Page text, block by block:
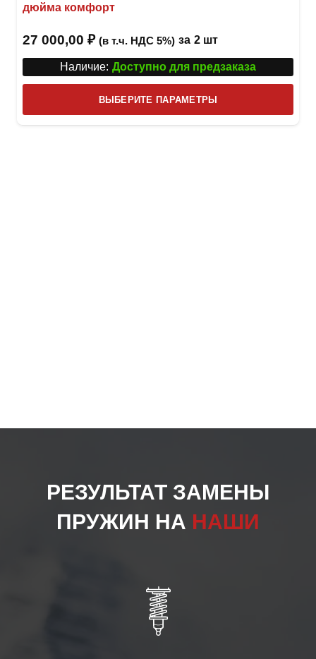
дюйма комфорт
27 000,00 ₽ (в т.ч. НДС 5%) за 2 шт
Наличие: Доступно для предзаказа
ВЫБЕРИТЕ ПАРАМЕТРЫ
товар
РЕЗУЛЬТАТ ЗАМЕНЫ
ПРУЖИН НА НАШИ